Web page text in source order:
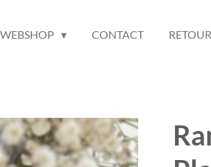
WEBSHOP CONTACT